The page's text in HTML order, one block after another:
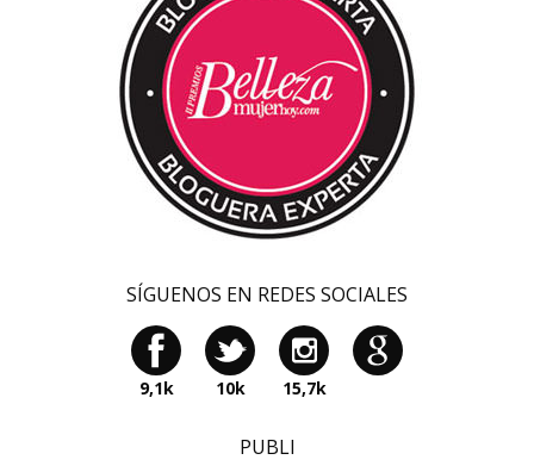
SÍGUENOS EN REDES SOCIALES
9,1k 10k 15,7k
PUBLI